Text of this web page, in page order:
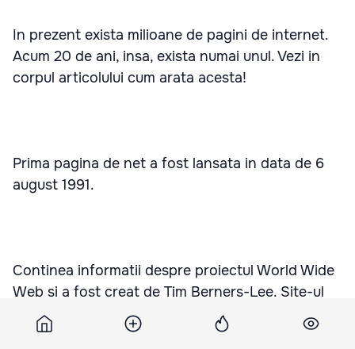
In prezent exista milioane de pagini de internet.
Acum 20 de ani, insa, exista numai unul. Vezi in
corpul articolului cum arata acesta!
Prima pagina de net a fost lansata in data de 6
august 1991.
Continea informatii despre proiectul World Wide
Web si a fost creat de Tim Berners-Lee. Site-ul
era un ghid despre cum sa creezi o pagina de
internet si oferea detalii despre hypertext.